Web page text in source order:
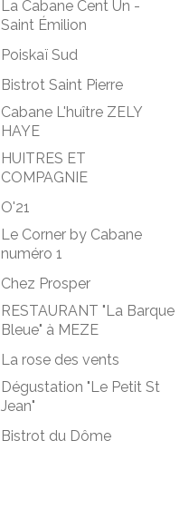
La Cabane Cent Un -
Saint Émilion
Poiskaï Sud
Bistrot Saint Pierre
Cabane L'huître ZELY
HAYE
HUITRES ET
COMPAGNIE
O'21
Le Corner by Cabane
numéro 1
Chez Prosper
RESTAURANT "La Barque
Bleue" à MEZE
La rose des vents
Dégustation "Le Petit St
Jean"
Bistrot du Dôme